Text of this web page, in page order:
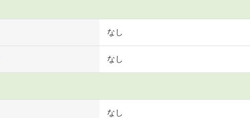
なし
なし
なし